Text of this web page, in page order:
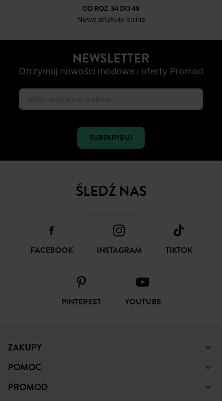
OD ROZ. 34 DO 48
Nowe artykuły online
NEWSLETTER
Otrzymuj nowości modowe i oferty Promod
SUBSKRYBUJ
ŚLEDŹ NAS
FACEBOOK INSTAGRAM TIKTOK
PINTEREST YOUTUBE
ZAKUPY
POMOC
PROMOD